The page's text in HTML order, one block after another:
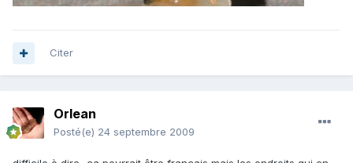
Citer
Orlean
Posté(e) 24 septembre 2009